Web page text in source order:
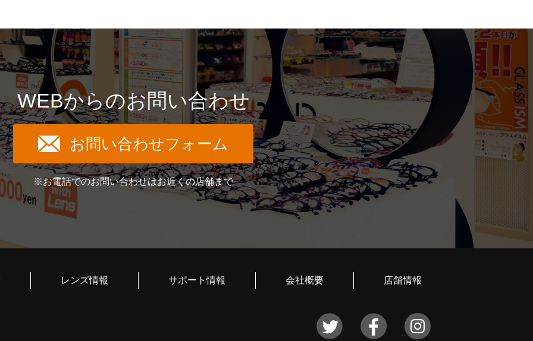
WEBからのお問い合わせ
お問い合わせフォーム
※お電話でのお問い合わせはお近くの店舗まで
レンズ情報 サポート情報 会社概要 店舗情報